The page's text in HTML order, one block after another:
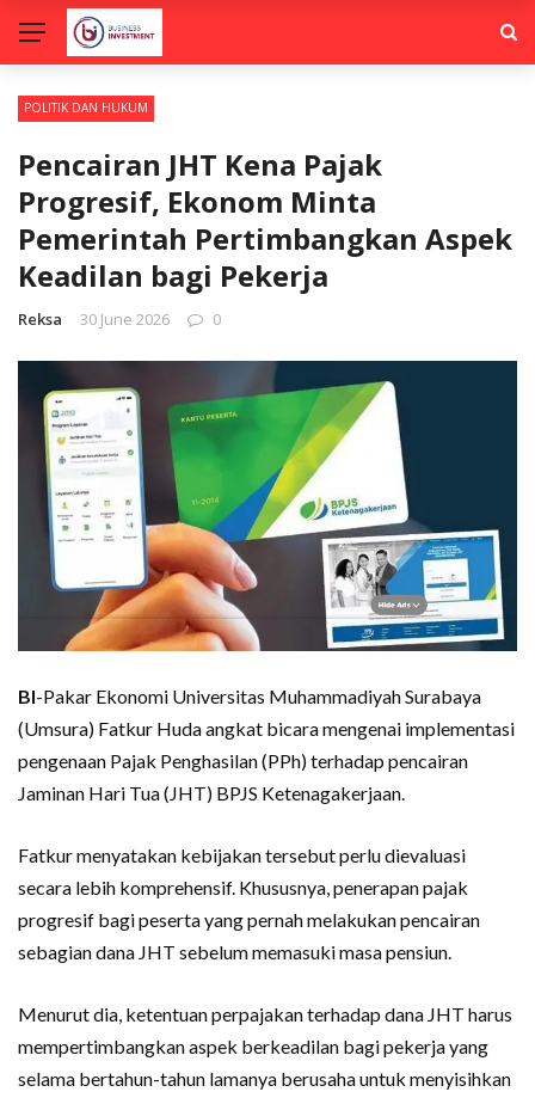
POLITIK DAN HUKUM
Pencairan JHT Kena Pajak
Progresif, Ekonom Minta
Pemerintah Pertimbangkan Aspek
Keadilan bagi Pekerja
Reksa 30 June 2026 0
BI-Pakar Ekonomi Universitas Muhammadiyah Surabaya
(Umsura) Fatkur Huda angkat bicara mengenai implementasi
pengenaan Pajak Penghasilan (PPh) terhadap pencairan
Jaminan Hari Tua (JHT) BPJS Ketenagakerjaan.
Fatkur menyatakan kebijakan tersebut perlu dievaluasi
secara lebih komprehensif. Khususnya, penerapan pajak
progresif bagi peserta yang pernah melakukan pencairan
sebagian dana JHT sebelum memasuki masa pensiun.
Menurut dia, ketentuan perpajakan terhadap dana JHT harus
mempertimbangkan aspek berkeadilan bagi pekerja yang
selama bertahun-tahun lamanya berusaha untuk menyisihkan